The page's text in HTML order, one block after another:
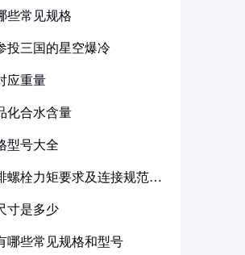
些常见规格
投三国的星空爆冷
应重量
化合水含量
型号大全
螺栓力矩要求及连接规范详
寸是多少
哪些常见规格和型号